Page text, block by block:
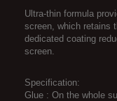
Ultra-thin formula
screen, which retains
dedicated coating
screen.
Specification:
Glue : On the whole